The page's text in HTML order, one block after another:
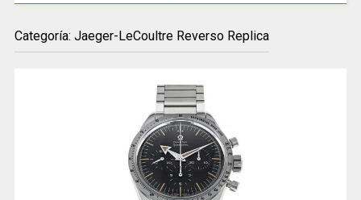
Categoría: Jaeger-LeCoultre Reverso Replica